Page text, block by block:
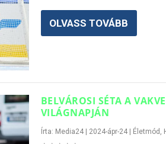
OLVASS TOVÁBB
BELVÁROSI SÉTA A
VILÁGNAPJÁN
Írta: Media24| 2024-ápr-24| Életmód ,